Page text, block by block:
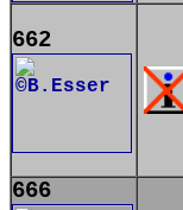
662
666